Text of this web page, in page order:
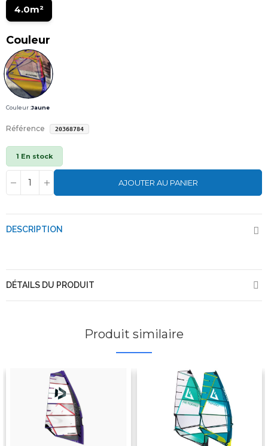
4.0m²
Couleur
Couleur :Jaune
Référence 20368784
1 En stock
AJOUTER AU PANIER
DESCRIPTION
DÉTAILS DU PRODUIT
Produit similaire